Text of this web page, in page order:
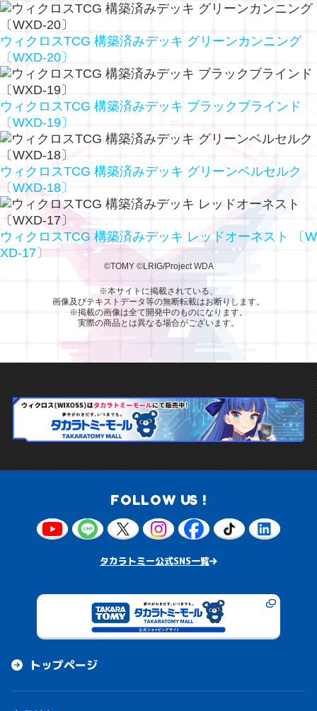
ウィクロスTCG 構築済みデッキ グリーンカンニング
〔WXD-20〕
ウィクロスTCG 構築済みデッキ ブラックブラインド
〔WXD-19〕
ウィクロスTCG 構築済みデッキ グリーンベルセルク
〔WXD-18〕
ウィクロスTCG 構築済みデッキ レッドオーネスト 〔W
XD-17〕
©TOMY ©LRIG/Project WDA
※本サイトに掲載されている、
画像及びテキストデータ等の無断転載はお断りします。
※掲載の画像は全て開発中のものになります。
実際の商品とは異なる場合がございます。
FOLLOW US !
タカラトミー公式SNS一覧
トップページ